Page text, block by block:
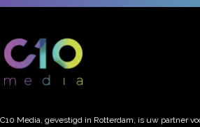
C10 Media, gevestigd in Rotterdam, is uw partner